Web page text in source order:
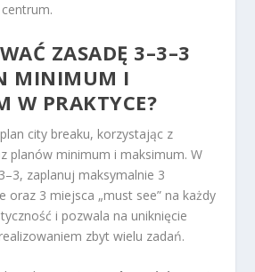
ZASADĘ 3–3–3
MINIMUM I
W PRAKTYCE?
city breaku, korzystając z
planów minimum i maksimum. W
zaplanuj maksymalnie 3
oraz 3 miejsca „must see” na każdy
i pozwala na uniknięcie
zbyt wielu zadań.